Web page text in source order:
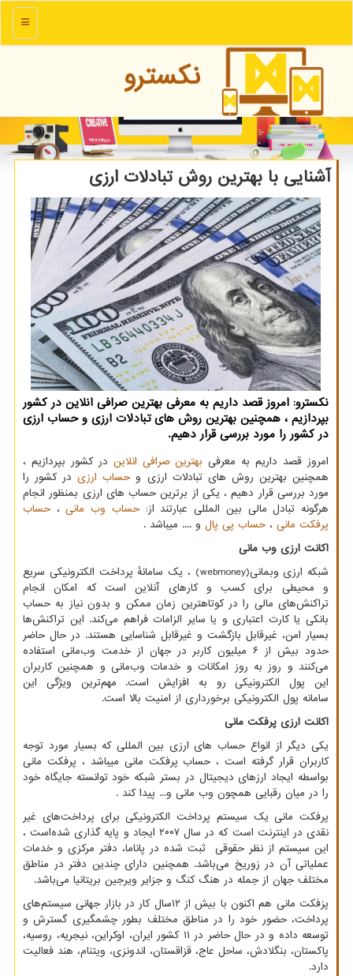
منو
نكسترو
آشنایی با بهترین روش تبادلات ارزی
نكسترو: امروز قصد داریم به معرفی بهترین صرافی انلاین در كشور
بپردازیم ، همچنین بهترین روش های تبادلات ارزی و حساب ارزی
در كشور را مورد بررسی قرار دهیم.
امروز قصد داریم به معرفی بهترین صرافی انلاین در کشور بپردازیم ،
همچنین بهترین روش های تبادلات ارزی و حساب ارزیدر کشور را
مورد بررسی قرار دهیم ، یکی از برترین حساب های ارزی بمنظور انجام
هرگونه تبادل مالی بین المللی عبارتند از:حساب وب مانی، حساب
پرفکت مانی ، حساب پی پال و .... میباشد .
اکانت ارزی وب مانی
شبکه ارزی وبمانی(webmoney)، یک سامانهٔ پرداخت الکترونیکی سریع
و محیطی برای کسب و کارهای آنلاین است که امکان انجام
تراکنش‌های مالی را در کوتاهترین زمان ممکن و بدون نیاز به حساب
بانکی یا کارت اعتباری و یا سایر الزامات فراهم می‌کند. این تراکنش‌ها
بسیار امن، غیرقابل بازگشت و غیرقابل شناسایی هستند. در حال حاضر
حدود بیش از ۶ میلیون کاربر در جهان از خدمت وب‌مانی استفاده
می‌کنند و روز به روز امکانات و خدمات وب‌مانی و همچنین کاربران
این پول الکترونیکی رو به افزایش است. مهم‌ترین ویژگی این
سامانه پول الکترونیکی برخورداری از امنیت بالا است.
اکانت ارزی پرفکت مانی
یکی دیگر از انواع حساب های ارزی بین المللی که بسیار مورد توجه
کاربران قرار گرفته است ، حساب پرفکت مانی میباشد ، پرفکت مانی
بواسطه ایجاد ارزهای دیجیتال در بستر شبکه خود توانسته جایگاه خود
را در میان رقبایی همچون وب مانی و... پیدا کند .
پرفکت مانی یک سیستم پرداخت الکترونیکی برای پرداخت‌های غیر
نقدی در اینترنت است که در سال ۲۰۰۷ ایجاد و پایه گذاری شده‌است ،
این سیستم از نظر حقوقی ثبت شده در پاناما، دفتر مرکزی و خدمات
عملیاتی آن در زوریخ می‌باشد. همچنین دارای چندین دفتر در مناطق
مختلف جهان از جمله در هنگ کنگ و جزایر ویرجین بریتانیا می‌باشد.
پزفکت مانی هم اکنون با بیش از ۱۲سال کار در بازار جهانی سیستم‌های
پرداخت، حضور خود را در مناطق مختلف بطور چشمگیری گسترش و
توسعه داده و در حال حاضر در ۱۱ کشور ایران، اوکراین، نیجریه، روسیه،
پاکستان، بنگلادش، ساحل عاج، قزاقستان، اندونزی، ویتنام، هند فعالیت
دارد.